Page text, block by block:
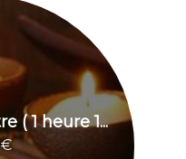
( 1 heure 1...